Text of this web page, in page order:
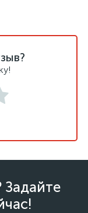
Задайте